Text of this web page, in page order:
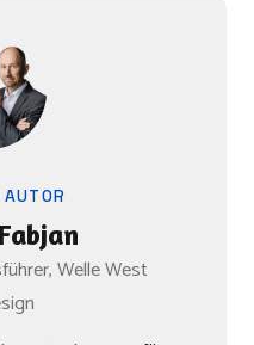
Welle West